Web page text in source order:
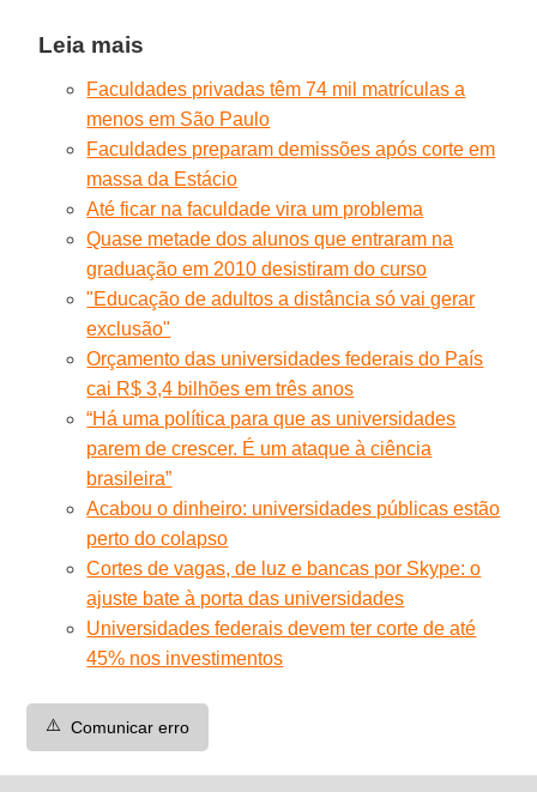
Leia mais
Faculdades privadas têm 74 mil matrículas a
menos em São Paulo
Faculdades preparam demissões após corte em
massa da Estácio
Até ficar na faculdade vira um problema
Quase metade dos alunos que entraram na
graduação em 2010 desistiram do curso
"Educação de adultos a distância só vai gerar
exclusão"
Orçamento das universidades federais do País
cai R$ 3,4 bilhões em três anos
“Há uma política para que as universidades
parem de crescer. É um ataque à ciência
brasileira”
Acabou o dinheiro: universidades públicas estão
perto do colapso
Cortes de vagas, de luz e bancas por Skype: o
ajuste bate à porta das universidades
Universidades federais devem ter corte de até
45% nos investimentos
⚠️ Comunicar erro